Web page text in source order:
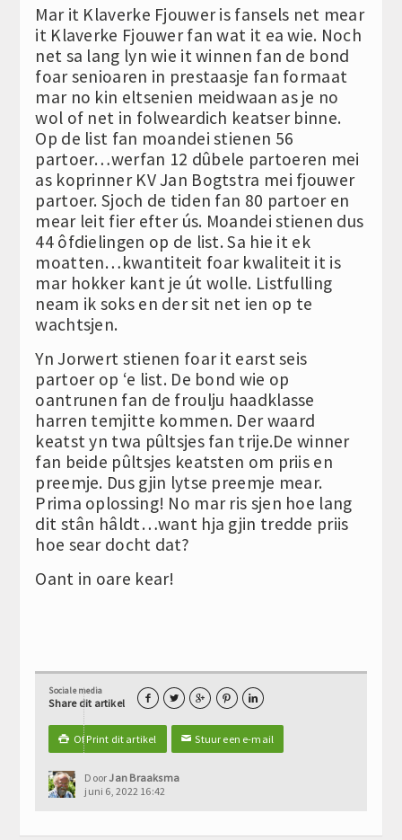
Mar it Klaverke Fjouwer is fansels net mear
it Klaverke Fjouwer fan wat it ea wie. Noch
net sa lang lyn wie it winnen fan de bond
foar senioaren in prestaasje fan formaat
mar no kin eltsenien meidwaan as je no
wol of net in folweardich keatser binne.
Op de list fan moandei stienen 56
partoer…werfan 12 dûbele partoeren mei
as koprinner KV Jan Bogtstra mei fjouwer
partoer. Sjoch de tiden fan 80 partoer en
mear leit fier efter ús. Moandei stienen dus
44 ôfdielingen op de list. Sa hie it ek
moatten…kwantiteit foar kwaliteit it is
mar hokker kant je út wolle. Listfulling
neam ik soks en der sit net ien op te
wachtsjen.
Yn Jorwert stienen foar it earst seis
partoer op ‘e list. De bond wie op
oantrunen fan de froulju haadklasse
harren temjitte kommen. Der waard
keatst yn twa pûltsjes fan trije.De winner
fan beide pûltsjes keatsten om priis en
preemje. Dus gjin lytse preemje mear.
Prima oplossing! No mar ris sjen hoe lang
dit stân hâldt…want hja gjin tredde priis
hoe sear docht dat?
Oant in oare kear!
Sociale media
Share dit artikel     
 Of Print dit artikel ✉Stuur een e-mail
DoorJan Braaksma
juni 6, 2022 16:42